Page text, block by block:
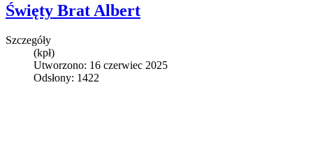
Święty Brat Albert
Szczegóły
(kpł)
Utworzono: 16 czerwiec 2025
Odsłony: 1422